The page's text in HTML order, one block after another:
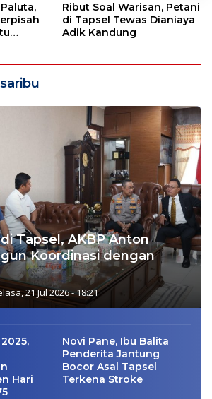
Ribut Soal Warisan, Petani
di Tapsel Tewas Dianiaya
Adik Kandung
Tapsel, AKBP Anton
Koordinasi dengan
21 Jul 2026 - 18:21
Hari
Novi Pane, Ibu Balita
Penderita Jantung
Bocor Asal Tapsel
Terkena Stroke